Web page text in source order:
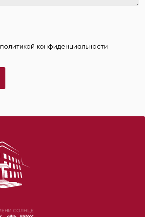
политикой конфиденциальности